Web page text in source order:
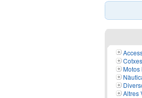
Motos
Altres